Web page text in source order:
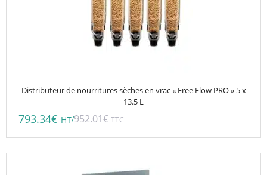
Distributeur de nourritures sèches en vrac « Free Flow PRO » 5 x
13.5 L
793.34€ HT/952.01€ TTC